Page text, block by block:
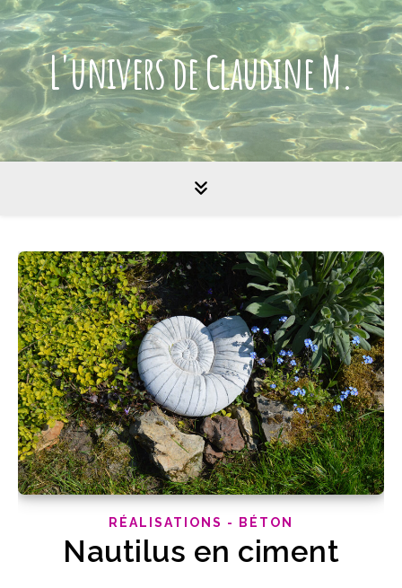
L'univers de Claudine M.
RÉALISATIONS - BÉTON
Nautilus en ciment